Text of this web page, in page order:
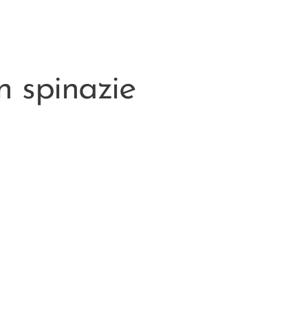
spinazie